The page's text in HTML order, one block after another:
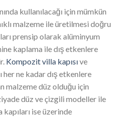
kullanılacağı için mümkün
malzeme ile üretilmesi doğru
prensip olarak alüminyum
kaplama ile dış etkenlere
Kompozit villa kapısıve
ne kadar dış etkenlere
malzeme düz olduğu için
düz ve çizgili modeller ile
kapıları ise üzerinde